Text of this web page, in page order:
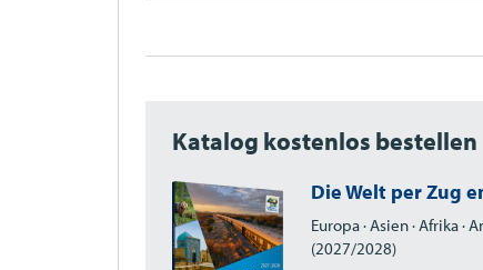
Katalog kostenlos bestellen
Die Welt per Zug
Europa · Asien · Afrika ·
(2027/2028)